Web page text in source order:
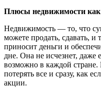
Плюсы недвижимости как
Недвижимость — то, что
можете продать, сдавать, и
приносит деньги и
дне. Она не исчезнет, даже
возможно в каждой
потерять все и сразу, как
акции.